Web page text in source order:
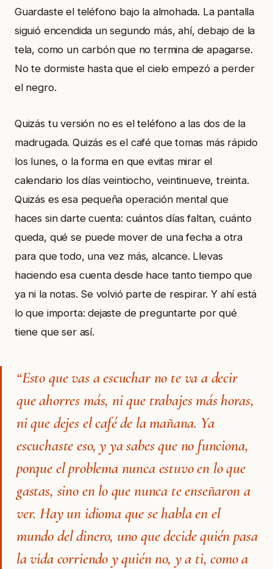
Guardaste el teléfono bajo la almohada. La pantalla
siguió encendida un segundo más, ahí, debajo de la
tela, como un carbón que no termina de apagarse.
No te dormiste hasta que el cielo empezó a perder
el negro.
Quizás tu versión no es el teléfono a las dos de la
madrugada. Quizás es el café que tomas más rápido
los lunes, o la forma en que evitas mirar el
calendario los días veintiocho, veintinueve, treinta.
Quizás es esa pequeña operación mental que
haces sin darte cuenta: cuántos días faltan, cuánto
queda, qué se puede mover de una fecha a otra
para que todo, una vez más, alcance. Llevas
haciendo esa cuenta desde hace tanto tiempo que
ya ni la notas. Se volvió parte de respirar. Y ahí está
lo que importa: dejaste de preguntarte por qué
tiene que ser así.
“Esto que vas a escuchar no te va a decir
que ahorres más, ni que trabajes más horas,
ni que dejes el café de la mañana. Ya
escuchaste eso, y ya sabes que no funciona,
porque el problema nunca estuvo en lo que
gastas, sino en lo que nunca te enseñaron a
ver. Hay un idioma que se habla en el
mundo del dinero, uno que decide quién pasa
la vida corriendo y quién no, y a ti, como a